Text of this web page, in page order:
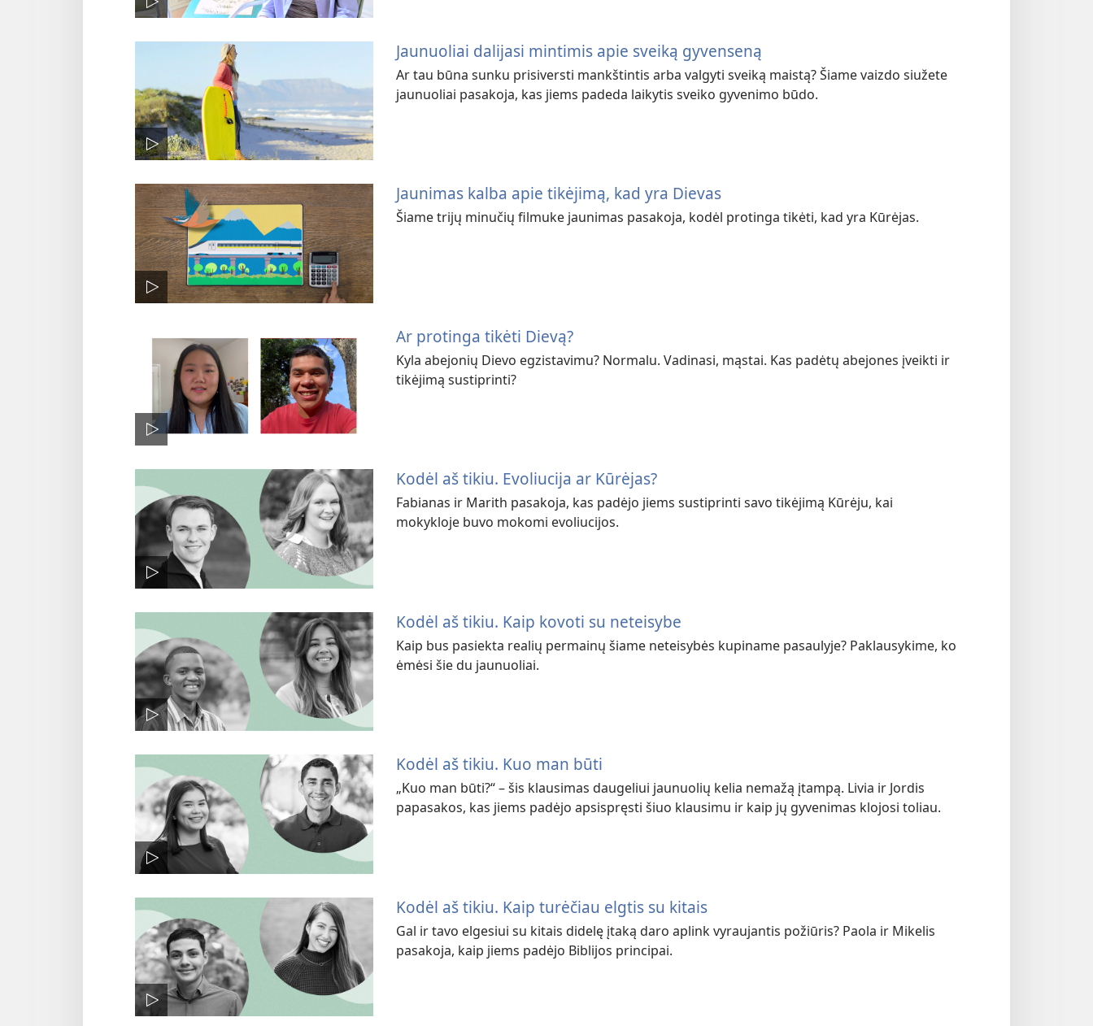
Jaunuoliai dalijasi mintimis apie sveiką gyvenseną
Ar tau būna sunku prisiversti mankštintis arba valgyti sveiką maistą? Šiame vaizdo siužete
jaunuoliai pasakoja, kas jiems padeda laikytis sveiko gyvenimo būdo.
Jaunimas kalba apie tikėjimą, kad yra Dievas
Šiame trijų minučių filmuke jaunimas pasakoja, kodėl protinga tikėti, kad yra Kūrėjas.
Ar protinga tikėti Dievą?
Kyla abejonių Dievo egzistavimu? Normalu. Vadinasi, mąstai. Kas padėtų abejones įveikti ir
tikėjimą sustiprinti?
Kodėl aš tikiu. Evoliucija ar Kūrėjas?
Fabianas ir Marith pasakoja, kas padėjo jiems sustiprinti savo tikėjimą Kūrėju, kai
mokykloje buvo mokomi evoliucijos.
Kodėl aš tikiu. Kaip kovoti su neteisybe
Kaip bus pasiekta realių permainų šiame neteisybės kupiname pasaulyje? Paklausykime, ko
ėmėsi šie du jaunuoliai.
Kodėl aš tikiu. Kuo man būti
„Kuo man būti?“ – šis klausimas daugeliui jaunuolių kelia nemažą įtampą. Livia ir Jordis
papasakos, kas jiems padėjo apsispręsti šiuo klausimu ir kaip jų gyvenimas klojosi toliau.
Kodėl aš tikiu. Kaip turėčiau elgtis su kitais
Gal ir tavo elgesiui su kitais didelę įtaką daro aplink vyraujantis požiūris? Paola ir Mikelis
pasakoja, kaip jiems padėjo Biblijos principai.